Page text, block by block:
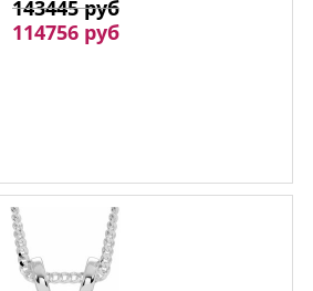
143445 руб
114756 руб